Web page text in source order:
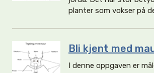
planter som vokser på
Bli kjent med
I denne oppgaven er